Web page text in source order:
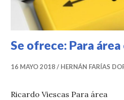
Se ofrece: Para
16 MAYO 2018 HERNÁN FARÍAS
Ricardo Viescas Para área